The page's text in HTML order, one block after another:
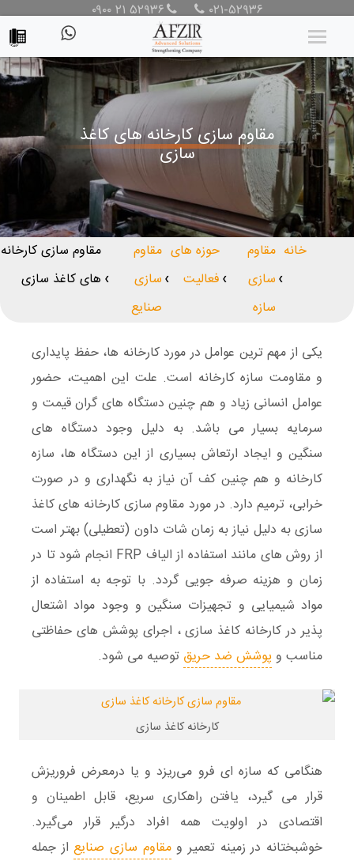
۰۲۱-۵۲۹۳۶ ۰۹۰۰ ۲۱ ۵۲۹۳۶
مقاوم سازی کارخانه های کاغذ
سازی
خانه
❯
مقاوم
سازی
سازه
❯
حوزه های
فعالیت
❯
مقاوم
سازی
صنایع
❯
مقاوم سازی کارخانه
های کاغذ سازی
یکی از مهم ترین عوامل در مورد کارخانه ها، حفظ پایداری
و مقاومت سازه کارخانه است. علت این اهمیت، حضور
عوامل انسانی زیاد و هم چنین دستگاه های گران قیمت و
سرمایه بسیار می باشد. به دلیل وجود دستگاه های
سنگین و ایجاد ارتعاش بسیاری از این دستگاه ها، سازه
کارخانه و هم چنین کف آن نیاز به نگهداری و در صورت
خرابی،ترمیم دارد. در مورد مقاوم سازی کارخانه های کاغذ
سازیبه دلیل نیاز به زمان شات داون (تعطیلی) بهتر است
از روش های مانند استفاده از الیاف FRP انجام شود تا در
زمان و هزینه صرفه جویی گردد. با توجه به استفاده از
مواد شیمیایی و تجهیزات سنگین و وجود مواد اشتعال
پذیردر کارخانه کاغذ سازی ، اجرای پوشش های حفاظتی
مناسب وپوشش ضد حریق توصیه می شود.
کارخانه کاغذ سازی
هنگامی که سازه ای فرو می‌ریزد و یا درمعرض فروریزش
قرار می گیرد، یافتن راهکاری سریع، قابل اطمینان و
اقتصادی در اولویت همه افراد درگیر قرار می‌گیرد.
خوشبختانه در زمینه تعمیر ومقاوم سازی صنایعاز جمله